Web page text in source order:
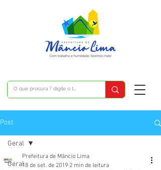
Post
Geral
Geral
Prefeitura de Mâncio Lima
18 de set. de 2019 2 min de leitura